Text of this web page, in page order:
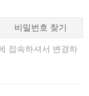
비밀번호 찾기
접속하셔서 변경하